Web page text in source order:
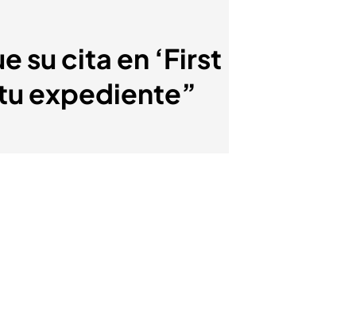
su cita en ‘First
expediente”